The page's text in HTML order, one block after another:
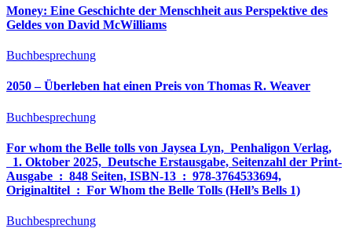
Money: Eine Geschichte der Menschheit aus Perspektive des
Geldes von David McWilliams
Buchbesprechung
2050 – Überleben hat einen Preis von Thomas R. Weaver
Buchbesprechung
For whom the Belle tolls von Jaysea Lyn, ‎ Penhaligon Verlag,
‎ 1. Oktober 2025, ‎ Deutsche Erstausgabe, Seitenzahl der Print-
Ausgabe ‏ : ‎ 848 Seiten, ISBN-13 ‏ : ‎ 978-3764533694,
Originaltitel ‏ : ‎ For Whom the Belle Tolls (Hell’s Bells 1)
Buchbesprechung